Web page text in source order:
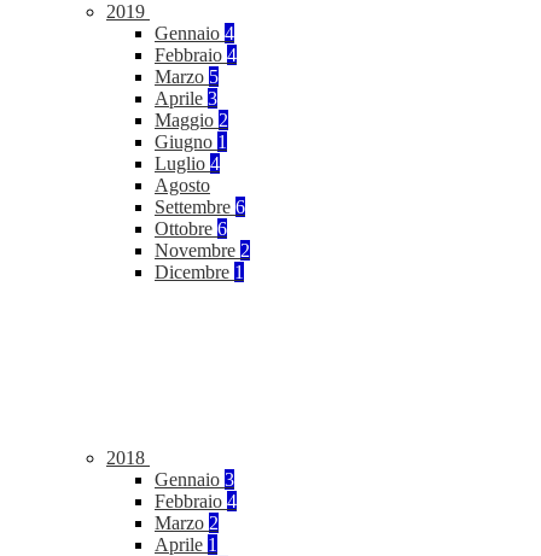
2019
Gennaio 4
Febbraio 4
Marzo 5
Aprile 3
Maggio 2
Giugno 1
Luglio 4
Agosto
Settembre 6
Ottobre 6
Novembre 2
Dicembre 1
2018
Gennaio 3
Febbraio 4
Marzo 2
Aprile 1